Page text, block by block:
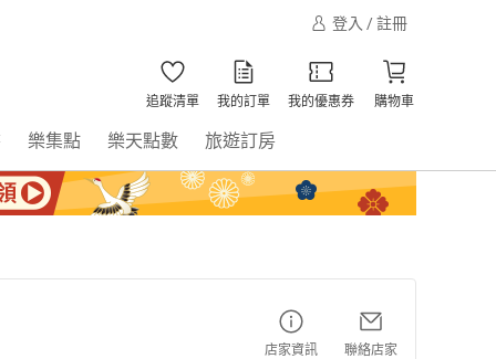
登入 / 註冊
追蹤清單 我的訂單 我的優惠券 購物車
樂集點 樂天點數 旅遊訂房
店家資訊 聯絡店家